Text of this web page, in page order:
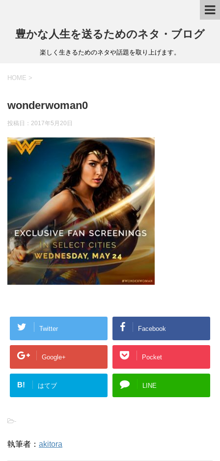
豊かな人生を送るためのネタ・ブログ
楽しく生きるためのネタや話題を取り上げます。
HOME >
wonderwoman0
投稿日： 2017年5月20日
Twitter Facebook
Google+ Pocket
B! はてブ LINE
-
執筆者： akitora